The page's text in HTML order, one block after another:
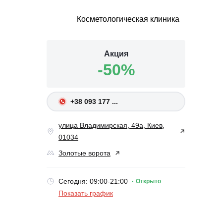
Косметологическая клиника
Акция
-50%
+38 093 177 ...
улица Владимирская, 49а, Киев,
01034
Золотые ворота
Сегодня: 09:00-21:00 Открыто
Показать график